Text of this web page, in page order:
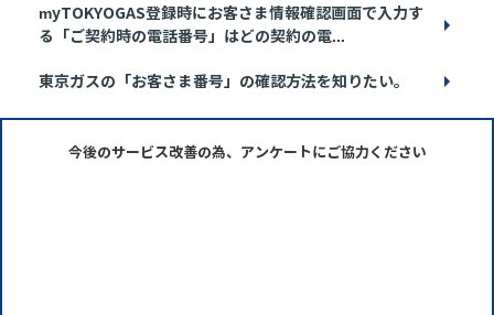
myTOKYOGAS登録時にお客さま情報確認画面で入力す
る「ご契約時の電話番号」はどの契約の電...
東京ガスの「お客さま番号」の確認方法を知りたい。
今後のサービス改善の為、アンケートにご協力ください